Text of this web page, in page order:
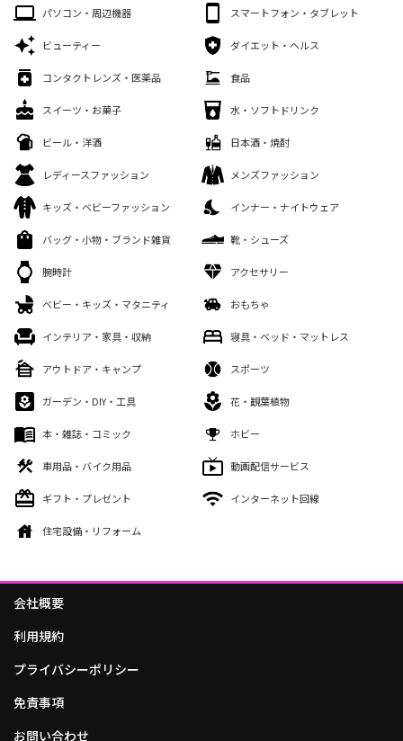
パソコン・周辺機器 スマートフォン・タブレット
ビューティー ダイエット・ヘルス
コンタクトレンズ・医薬品 食品
スイーツ・お菓子 水・ソフトドリンク
ビール・洋酒 日本酒・焼酎
レディースファッション メンズファッション
キッズ・ベビーファッション インナー・ナイトウェア
バッグ・小物・ブランド雑貨 靴・シューズ
腕時計 アクセサリー
ベビー・キッズ・マタニティ おもちゃ
インテリア・家具・収納 寝具・ベッド・マットレス
アウトドア・キャンプ スポーツ
ガーデン・DIY・工具 花・観葉植物
本・雑誌・コミック ホビー
車用品・バイク用品 動画配信サービス
ギフト・プレゼント インターネット回線
住宅設備・リフォーム
会社概要
利用規約
プライバシーポリシー
免責事項
お問い合わせ